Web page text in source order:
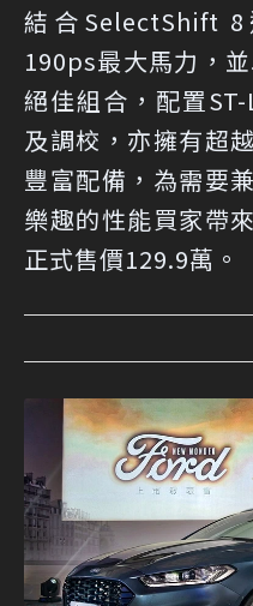
結合SelectShift
190ps最大馬力，
絕佳組合，配置
及調校，亦擁有超
豐富配備，為需要
樂趣的性能買家帶
正式售價129.9萬。